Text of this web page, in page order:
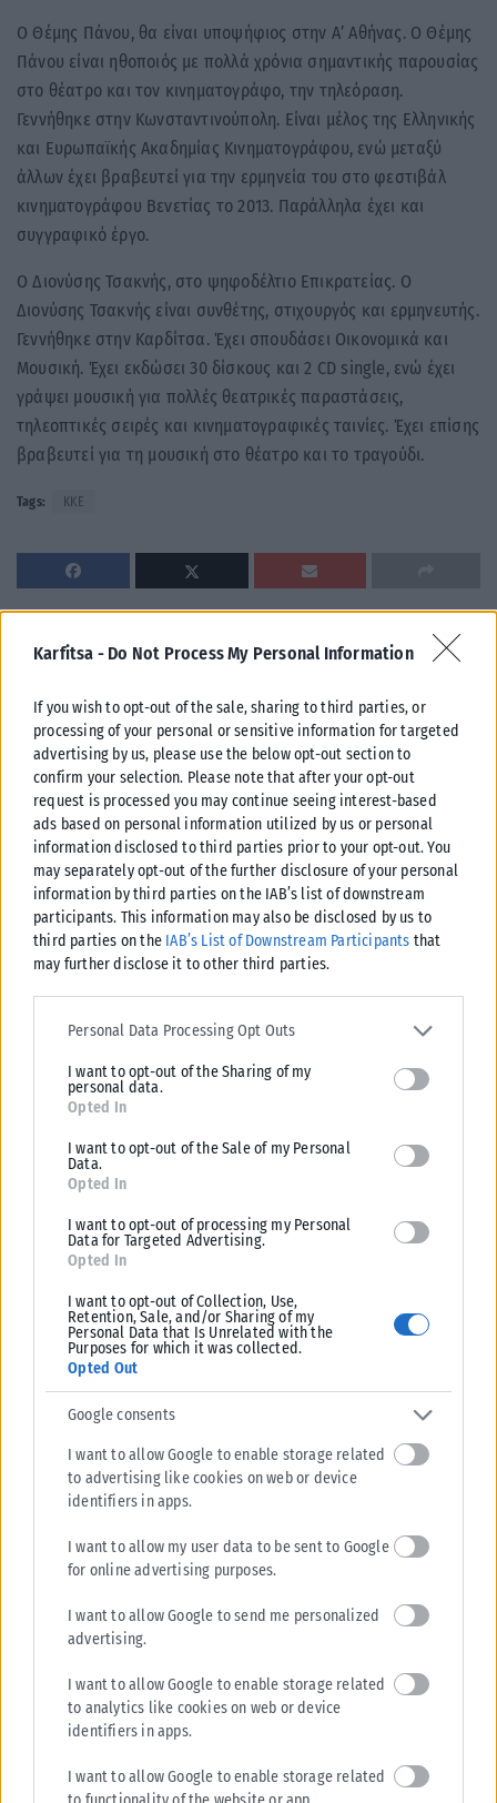
Karfitsa - Do Not Process My Personal Information
If you wish to opt-out of the sale, sharing to third parties, or
processing of your personal or sensitive information for targeted
advertising by us, please use the below opt-out section to
confirm your selection. Please note that after your opt-out
request is processed you may continue seeing interest-based
ads based on personal information utilized by us or personal
information disclosed to third parties prior to your opt-out. You
may separately opt-out of the further disclosure of your personal
information by third parties on the IAB’s list of downstream
participants. This information may also be disclosed by us to
third parties on the IAB’s List of Downstream Participants that
may further disclose it to other third parties.
Please note that this website/app uses one or more Google
services and may gather and store information including but not
deny consent to Google and its third-party tags to use your data
for below specified purposes in below Google consent section.
Personal Data Processing Opt Outs
I want to opt-out of the Sharing of my
personal data.
Opted In
I want to opt-out of the Sale of my Personal
Data.
Opted In
I want to opt-out of processing my Personal
Data for Targeted Advertising.
Opted In
I want to opt-out of Collection, Use,
Retention, Sale, and/or Sharing of my
Personal Data that Is Unrelated with the
Purposes for which it was collected.
Opted Out
Google consents
I want to allow Google to enable storage related
to advertising like cookies on web or device
identifiers in apps.
I want to allow my user data to be sent to Google
for online advertising purposes.
I want to allow Google to send me personalized
advertising.
I want to allow Google to enable storage related
to analytics like cookies on web or device
identifiers in apps.
I want to allow Google to enable storage related
Ο Θέμης Πάνου, θα είναι υποψήφιος στην Α’ Αθήνας. Ο Θέμης
Πάνου είναι ηθοποιός με πολλά χρόνια σημαντικής παρουσίας
στο θέατρο και τον κινηματογράφο, την τηλεόραση.
Γεννήθηκε στην Κωνσταντινούπολη. Είναι μέλος της Ελληνικής
και Ευρωπαϊκής Ακαδημίας Κινηματογράφου, ενώ μεταξύ
άλλων έχει βραβευτεί για την ερμηνεία του στο φεστιβάλ
κινηματογράφου Βενετίας το 2013. Παράλληλα έχει και
συγγραφικό έργο.
Ο Διονύσης Τσακνής, στο ψηφοδέλτιο Επικρατείας. Ο
Διονύσης Τσακνής είναι συνθέτης, στιχουργός και ερμηνευτής.
Γεννήθηκε στην Καρδίτσα. Έχει σπουδάσει Οικονομικά και
Μουσική. Έχει εκδώσει 30 δίσκους και 2 CD single, ενώ έχει
γράψει μουσική για πολλές θεατρικές παραστάσεις,
τηλεοπτικές σειρές και κινηματογραφικές ταινίες. Έχει επίσης
βραβευτεί για τη μουσική στο θέατρο και το τραγούδι.
Tags: ΚΚΕ
Σχετικά Άρθρα
ΠΟΛΙΤΙΚΉ
Καρυστιανού: Δεν φαίνεται να “βγαίνει” – Αποχωρεί ο Νίκος
Μπρουτζάκης και καταγγέλλει «κλειστή κάστα» και έλλειψη
λογοδοσίας
Δημοκρατία» της Μαρίας Καρυστιανού, καθώς ο επιχειρηματίας και
συνιδιοκτήτης του διαδικτυακού καναλιού...
ΠΟΛΙΤΙΚΉ
προγράμματος της ΕΛ.Α.Σ. στη Θεσσαλονίκη – Παρών ο
Τσίπρας
Το οικονομικό πρόγραμμα της ΕΛ.Α.Σ. θα παρουσιάσει ο πρόεδρος του
κόμματος, Αλέξης Τσίπρας, στις 2 Σεπτεμβρίου, σε εκδήλωση στη
Θεσσαλονίκη....